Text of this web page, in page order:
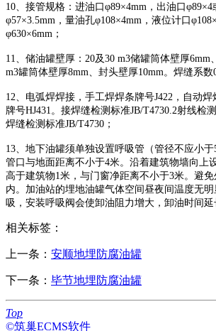
10、接管规格：进油口φ89×4mm，出油口
φ57×3.5mm，量油孔φ108×4mm，液位计口
φ630×6mm；
11、储油罐壁厚：20及30 m3储罐筒体壁厚6mm
m3罐筒体壁厚8mm、封头壁厚10mm。焊缝系数
12、电弧焊焊接，手工焊焊条牌号J422，自动焊
牌号HJ431。接焊缝检测标准JB/T4730.2射线检
焊缝检测标准JB/T4730；
13、地下油罐须单独设置呼吸管（管径不应小于
管口与地面距离不小于4米。沿着建筑物墙向上
高于建筑物1米，与门窗净距离不小于3米。避
内。加油站的埋地油罐气体空间昼夜间温度无
吸，安装呼吸阀会使卸油阻力增大，卸油时间延
相关标签：
上一条： 安顺地埋防腐油罐
下一条： 毕节地埋防腐油罐
Top
©筑巢ECMS软件